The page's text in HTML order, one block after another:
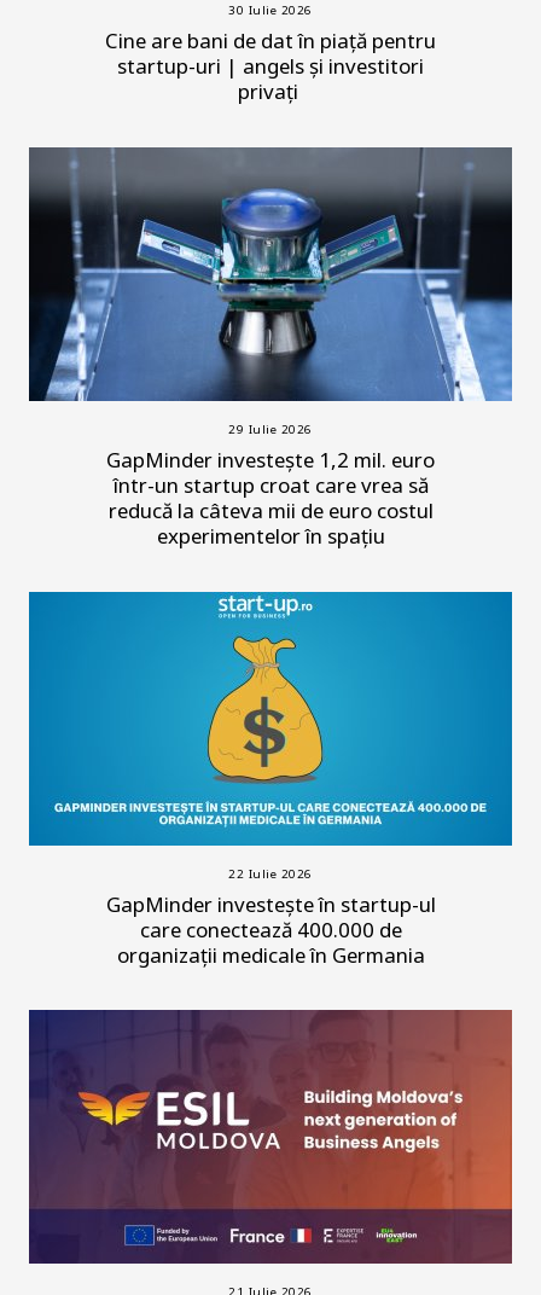
30 Iulie 2026
Cine are bani de dat în piață pentru
startup-uri | angels și investitori
privați
29 Iulie 2026
GapMinder investește 1,2 mil. euro
într-un startup croat care vrea să
reducă la câteva mii de euro costul
experimentelor în spațiu
22 Iulie 2026
GapMinder investește în startup-ul
care conectează 400.000 de
organizații medicale în Germania